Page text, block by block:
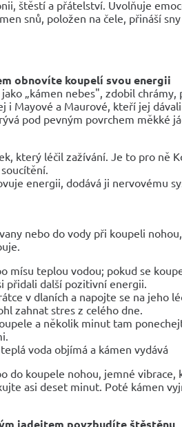
štěstí a přátelství. Uvolňuje
snů, položen na čele, přináší
obnovíte koupelí svou energii
„kámen nebes", zdobil chrámy,
i Mayové a Maurové, kteří jej
pod pevným povrchem měkké
který léčil zažívání. Je to pro ně
energii, dodává ji nervovému
nebo do vody při koupeli
mísu teplou vodou; pokud se
přidali další pozitivní energii.
v dlaních a napojte se na jeho
zahnat stres z celého dne.
a několik minut tam
voda objímá a kámen vydává
do koupele nohou, jemné
asi deset minut. Poté kámen
jadeitem povzbudíte štěstěnu